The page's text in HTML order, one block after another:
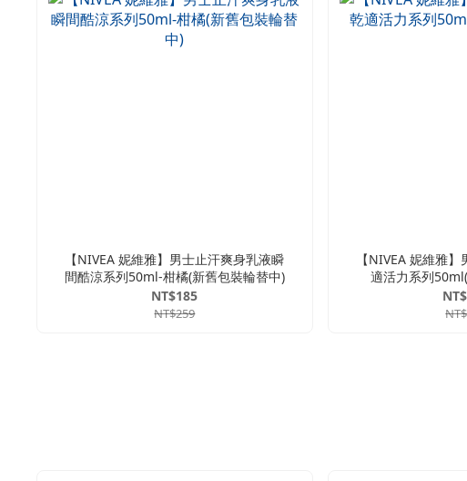
【NIVEA 妮維雅】男士止汗爽身乳液瞬
間酷涼系列50ml-柑橘(新舊包裝輪替中)
NT$185
NT$259
【NIVEA 妮維雅
適活力系列